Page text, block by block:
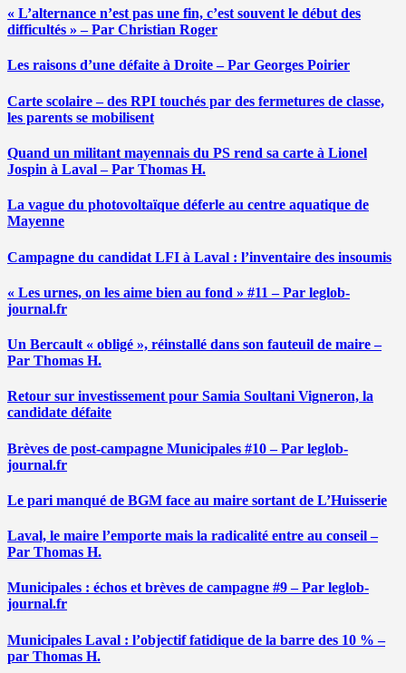
« L’alternance n’est pas une fin, c’est souvent le début des
difficultés » – Par Christian Roger
Les raisons d’une défaite à Droite – Par Georges Poirier
Carte scolaire – des RPI touchés par des fermetures de classe,
les parents se mobilisent
Quand un militant mayennais du PS rend sa carte à Lionel
Jospin à Laval – Par Thomas H.
La vague du photovoltaïque déferle au centre aquatique de
Mayenne
Campagne du candidat LFI à Laval : l’inventaire des insoumis
« Les urnes, on les aime bien au fond » #11 – Par leglob-
journal.fr
Un Bercault « obligé », réinstallé dans son fauteuil de maire –
Par Thomas H.
Retour sur investissement pour Samia Soultani Vigneron, la
candidate défaite
Brèves de post-campagne Municipales #10 – Par leglob-
journal.fr
Le pari manqué de BGM face au maire sortant de L’Huisserie
Laval, le maire l’emporte mais la radicalité entre au conseil –
Par Thomas H.
Municipales : échos et brèves de campagne #9 – Par leglob-
journal.fr
Municipales Laval : l’objectif fatidique de la barre des 10 % –
par Thomas H.